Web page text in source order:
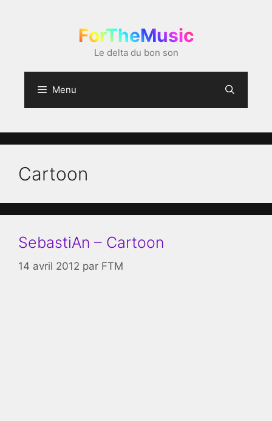
ForTheMusic
Le delta du bon son
Menu
Cartoon
SebastiAn – Cartoon
14 avril 2012 par FTM